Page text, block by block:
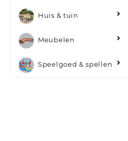
Huis & tuin
Meubelen
Speelgoed & spellen